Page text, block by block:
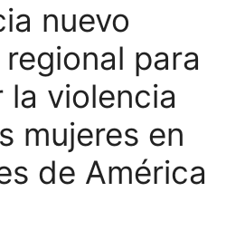
nuevo
para
violencia
mujeres en
de América